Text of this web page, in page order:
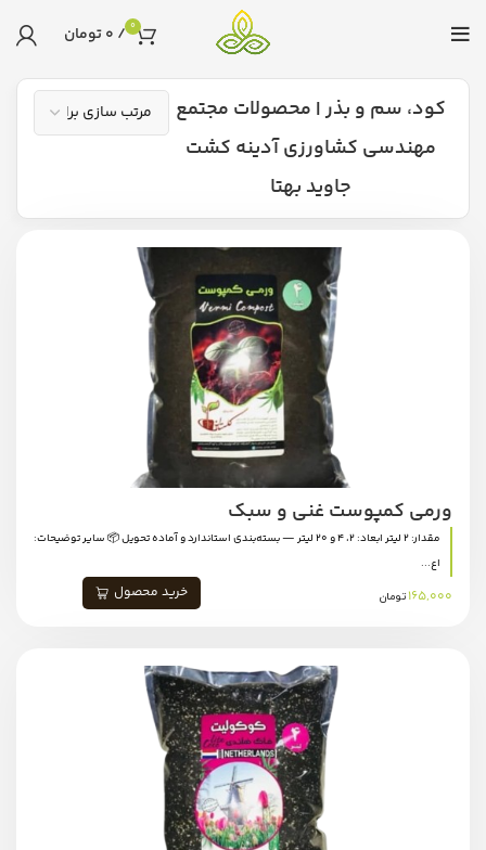
0
/
0تومان
کود، سم و بذر | محصولات مجتمع
مهندسی کشاورزی آدینه کشت
جاوید بهتا
ورمی کمپوست غنی و سبک
مقدار: 2 لیتر ابعاد: 2، 4 و 20 لیتر — بسته‌بندی استاندارد و آماده تحویل 📦 سایر توضیحات:
اع...
165,000 تومان خرید محصول